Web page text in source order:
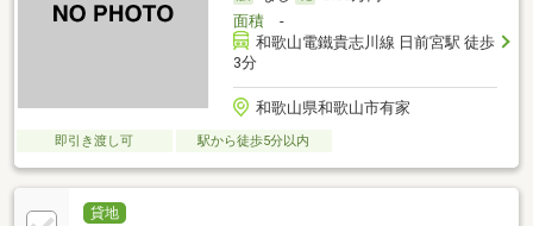
面積-
和歌山電鐵貴志川線 日前宮駅 徒歩
3分
和歌山県和歌山市有家
即引き渡し可 駅から徒歩5分以内
貸地